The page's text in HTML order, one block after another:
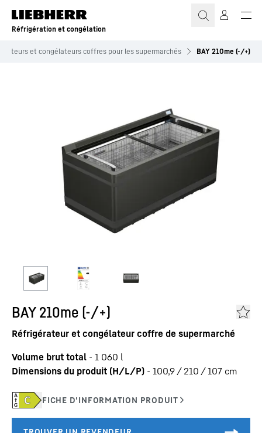
Réfrigération et congélation
et congélateurs coffres pour les supermarchés BAY 210me (-/+)
BAY 210me (-/+)
Réfrigérateur et congélateur coffre de supermarché
Volume brut total - 1 060 l
Dimensions du produit (H/L/P) - 100,9 / 210 / 107 cm